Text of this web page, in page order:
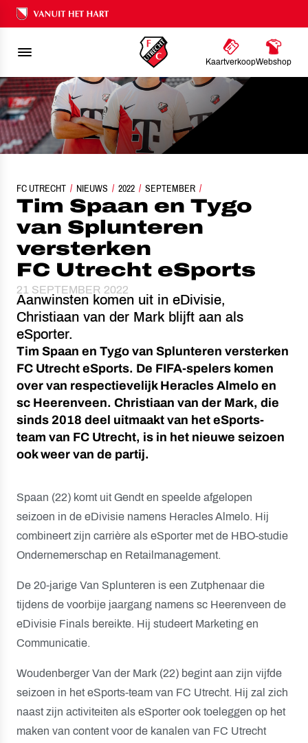
Ons nalatenschap
KaartverkoopWebshop
FC UTRECHT NIEUWS 2022 SEPTEMBER
TIM SPAAN EN TYGO VAN SPLUNTEREN VERSTERKEN FC
Tim Spaan en Tygo
van Splunteren
versterken
FC Utrecht eSports
21 SEPTEMBER 2022
Aanwinsten komen uit in eDivisie,
Christiaan van der Mark blijft aan als
eSporter.
Tim Spaan en Tygo van Splunteren versterken
FC Utrecht eSports. De FIFA-spelers komen
over van respectievelijk Heracles Almelo en
sc Heerenveen. Christiaan van der Mark, die
sinds 2018 deel uitmaakt van het eSports-
team van FC Utrecht, is in het nieuwe seizoen
ook weer van de partij.
Spaan (22) komt uit Gendt en speelde afgelopen
seizoen in de eDivisie namens Heracles Almelo. Hij
combineert zijn carrière als eSporter met de HBO-studie
Ondernemerschap en Retailmanagement.
De 20-jarige Van Splunteren is een Zutphenaar die
tijdens de voorbije jaargang namens sc Heerenveen de
eDivisie Finals bereikte. Hij studeert Marketing en
Communicatie.
Woudenberger Van der Mark (22) begint aan zijn vijfde
seizoen in het eSports-team van FC Utrecht. Hij zal zich
naast zijn activiteiten als eSporter ook toeleggen op het
maken van content voor de kanalen van FC Utrecht